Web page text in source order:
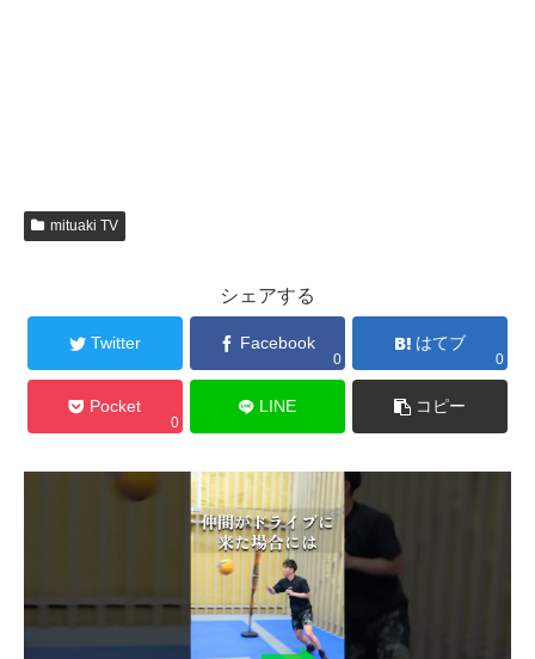
mituaki TV
シェアする
Twitter Facebook
0
はてブ
0
Pocket
0
LINE コピー